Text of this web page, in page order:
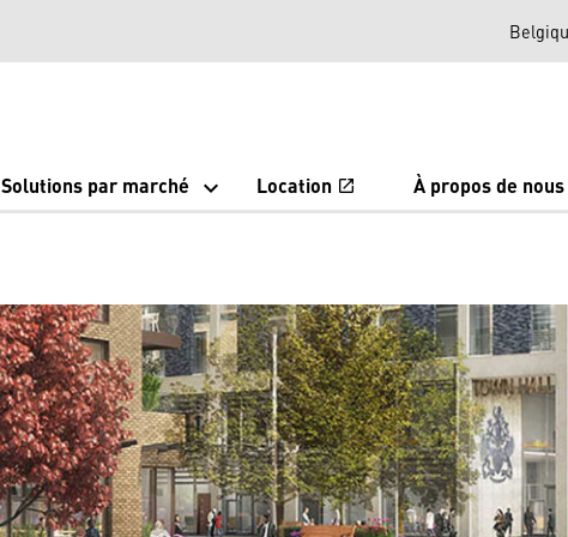
Solutions par marché Location open_in_newOuvrir un
À propos de nous